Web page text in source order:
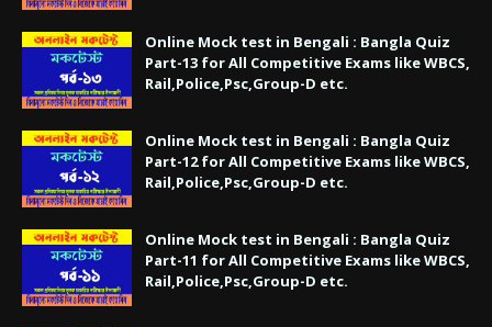
Online Mock test in Bengali : Bangla Quiz
Part-13 for All Competitive Exams like WBCS,
Rail,Police,Psc,Group-D etc.
Online Mock test in Bengali : Bangla Quiz
Part-12 for All Competitive Exams like WBCS,
Rail,Police,Psc,Group-D etc.
Online Mock test in Bengali : Bangla Quiz
Part-11 for All Competitive Exams like WBCS,
Rail,Police,Psc,Group-D etc.